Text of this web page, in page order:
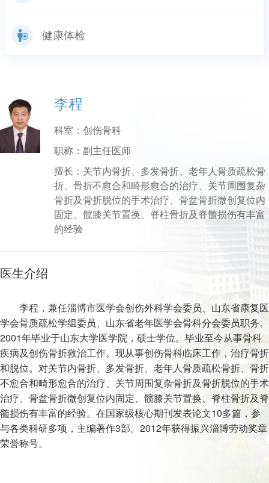
健康体检
李程
科室： 创伤骨科
职称： 副主任医师
擅长： 关节内骨折、多发骨折、老年人骨质疏松骨
折、骨折不愈合和畸形愈合的治疗、关节周围复杂
骨折及骨折脱位的手术治疗、骨盆骨折微创复位内
固定、髋膝关节置换、脊柱骨折及脊髓损伤有丰富
的经验
医生介绍
李程，兼任淄博市医学会创伤外科学会委员、山东省康复医
学会骨质疏松学组委员、山东省老年医学会骨科分会委员职务。
2001年毕业于山东大学医学院，硕士学位。毕业至今从事骨科
疾病及创伤骨折救治工作。现从事创伤骨科临床工作，治疗骨折
和脱位。对关节内骨折、多发骨折、老年人骨质疏松骨折、骨折
不愈合和畸形愈合的治疗、关节周围复杂骨折及骨折脱位的手术
治疗、骨盆骨折微创复位内固定、髋膝关节置换、脊柱骨折及脊
髓损伤有丰富的经验。在国家级核心期刊发表论文10多篇，参
与各类科研多项，主编著作3部。2012年获得振兴淄博劳动奖章
荣誉称号。